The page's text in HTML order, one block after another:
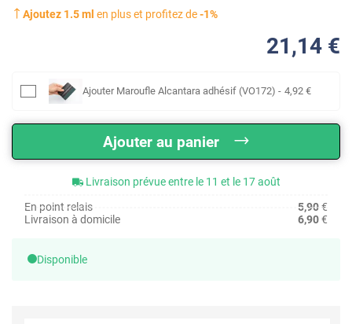
Ajoutez 1.5ml en plus et profitez de-1%
21 ,14 €
Ajouter Maroufle Alcantara adhésif (VO172) - 4,92 €
Ajouter au panier
Livraison prévue entre le 11 et le 17 août
En point relais
5,90€
Livraison à domicile
6,90€
Disponible